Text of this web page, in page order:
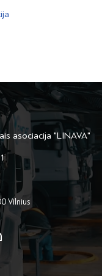
asociacija "LINAVA"
Vilnius